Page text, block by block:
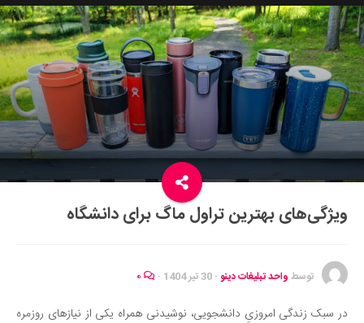
زیبایی و آرایش
شیک پوشی
دکوراسیون و چیدمان
غذا
رستوران گردی
آشپزی
سفر و گردشگری
ایران گردی
رابطه، عشق و ازدواج
ویژگی‌های بهترین تراول ماگ برای دانشگاه
توسط واحد تبلیغات دینو · 30 تیر 1404 ·
در سبک زندگی امروزیِ دانشجویی، نوشیدنی‌ همراه یکی از نیازهای روزمره